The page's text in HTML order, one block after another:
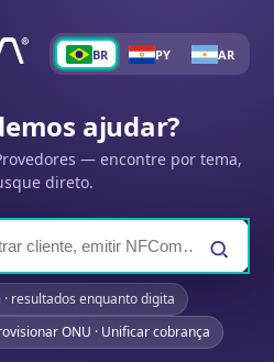
BR PY AR
ajudar?
— encontre por tema,
direto.
· resultados enquanto digita
ONU · Unificar cobrança